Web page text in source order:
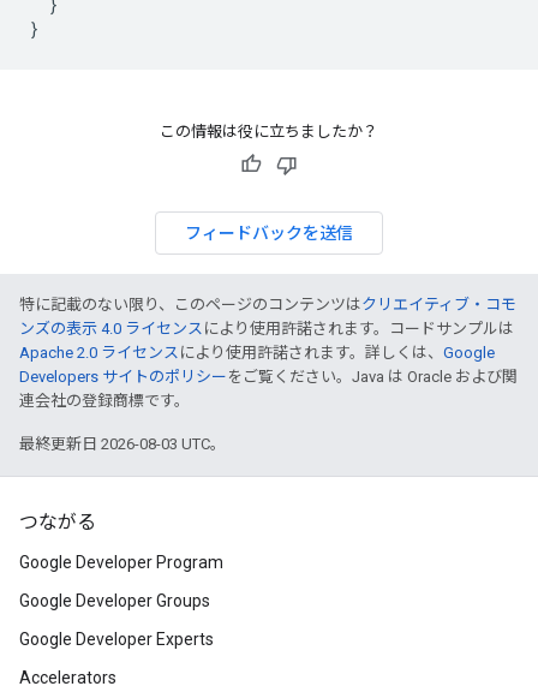
}
この情報は役に立ちましたか？
フィードバックを送信
特に記載のない限り、このページのコンテンツはクリエイティブ・コモ
ンズの表示 4.0 ライセンス により使用許諾されます。コードサンプルは
Apache 2.0 ライセンス により使用許諾されます。詳しくは、 Google
Developers サイトのポリシー をご覧ください。Java は Oracle および関
連会社の登録商標です。
最終更新日 2026-08-03 UTC。
つながる
Google Developer Program
Google Developer Groups
Google Developer Experts
Accelerators